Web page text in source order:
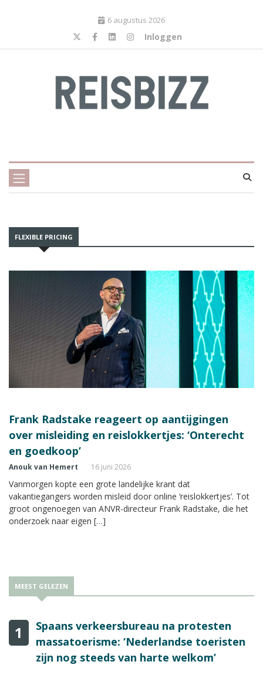
6 augustus 2026
Inloggen
FLEXIBLE PRICING
Frank Radstake reageert op aantijgingen
over misleiding en reislokkertjes: ‘Onterecht
en goedkoop’
Anouk van Hemert 16 juni 2026
Vanmorgen kopte een grote landelijke krant dat
vakantiegangers worden misleid door online ‘reislokkertjes’. Tot
groot ongenoegen van ANVR-directeur Frank Radstake, die het
onderzoek naar eigen […]
MEEST GELEZEN
1
Spaans verkeersbureau na protesten
massatoerisme: ‘Nederlandse toeristen
zijn nog steeds van harte welkom’